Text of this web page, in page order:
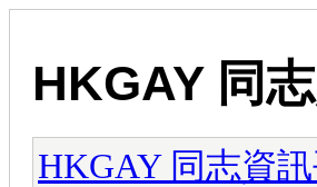
HKGAY 同
HKGAY 同志資